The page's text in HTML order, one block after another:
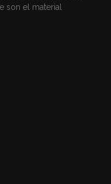
son el material